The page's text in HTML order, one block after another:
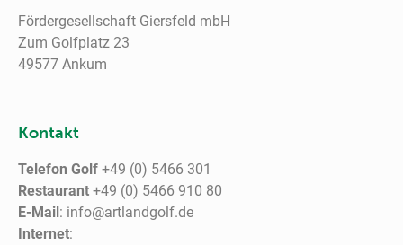
Fördergesellschaft Giersfeld mbH
Zum Golfplatz 23
49577 Ankum
Kontakt
Telefon Golf +49 (0) 5466 301
Restaurant +49 (0) 5466 910 80
E-Mail: info@artlandgolf.de
Internet: